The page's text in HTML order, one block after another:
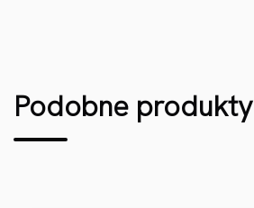
Podobne produkty